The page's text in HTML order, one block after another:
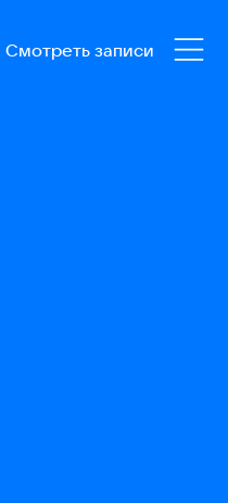
Смотреть записи